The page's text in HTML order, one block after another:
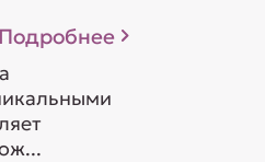
Подробнее